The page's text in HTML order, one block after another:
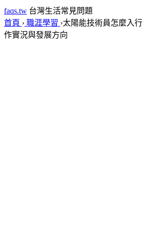
faqs.tw 台灣生活常見問題
首頁 › 職涯學習 ›太陽能技術員怎麼入
作實況與發展方向